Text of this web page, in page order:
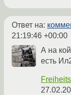
Ответ на:
21:19:46 +00:00
А на
есть